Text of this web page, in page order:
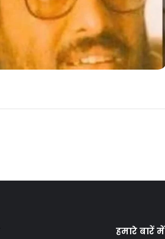
हमारे बारें में